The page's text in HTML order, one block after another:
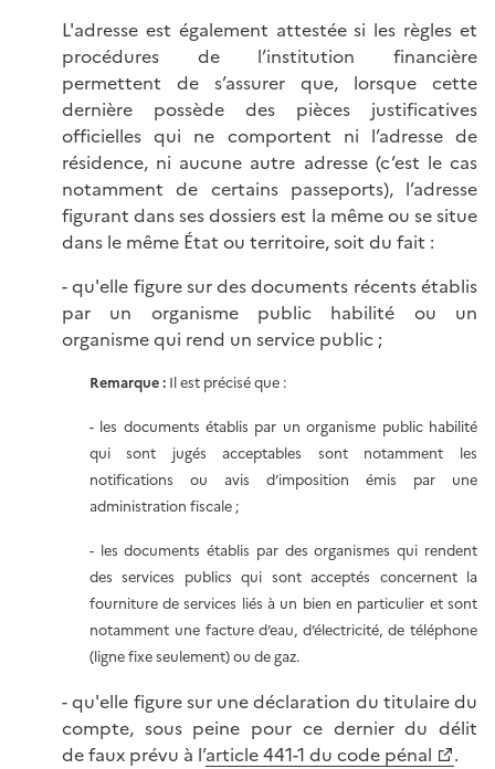
L'adresse est également attestée si les règles et
procédures de l’institution financière
permettent de s’assurer que, lorsque cette
dernière possède des pièces justificatives
officielles qui ne comportent ni l’adresse de
résidence, ni aucune autre adresse (c’est le cas
notamment de certains passeports), l’adresse
figurant dans ses dossiers est la même ou se situe
dans le même État ou territoire, soit du fait :
- qu'elle figure sur des documents récents établis
par un organisme public habilité ou un
organisme qui rend un service public ;
Remarque :Il est précisé que :
- les documents établis par un organisme public habilité
qui sont jugés acceptables sont notamment les
notifications ou avis d’imposition émis par une
administration fiscale ;
- les documents établis par des organismes qui rendent
des services publics qui sont acceptés concernent la
fourniture de services liés à un bien en particulier et sont
notamment une facture d’eau, d’électricité, de téléphone
(ligne fixe seulement) ou de gaz.
- qu'elle figure sur une déclaration du titulaire du
compte, sous peine pour ce dernier du délit
de faux prévu à l’article 441-1 du code pénal .